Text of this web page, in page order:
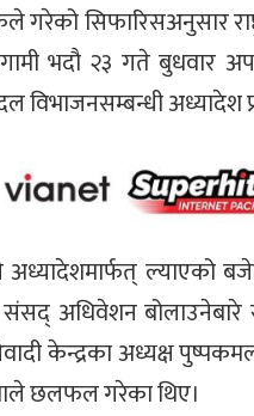
गरेको सिफारिसअनुसार
भदौ २३ गते बुधवार
विभाजनसम्बन्धी अध्यादेश
ल्याएको
संसद् अधिवेशन
केन्द्रका अध्यक्ष
छलफल गरेका थिए।